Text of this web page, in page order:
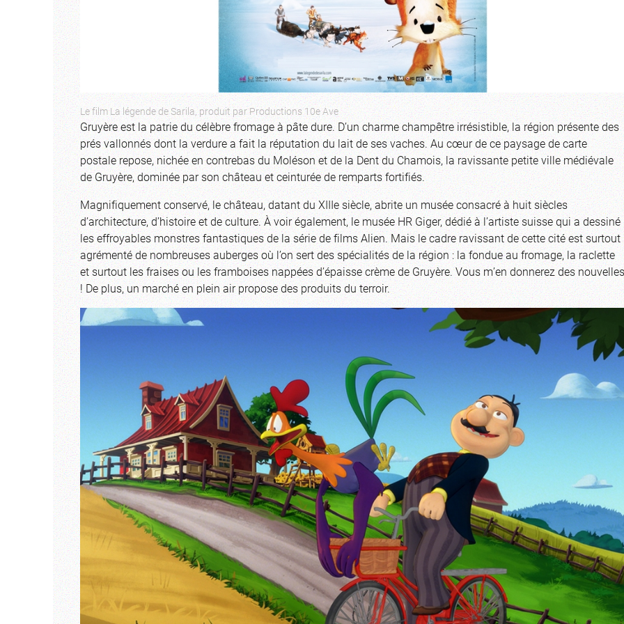
Le film La légende de Sarila, produit par Productions 10e Ave
Gruyère est la patrie du célèbre fromage à pâte dure. D’un charme champêtre irrésistible, la région présente des
prés vallonnés dont la verdure a fait la réputation du lait de ses vaches. Au cœur de ce paysage de carte
postale repose, nichée en contrebas du Moléson et de la Dent du Chamois, la ravissante petite ville médiévale
de Gruyère, dominée par son château et ceinturée de remparts fortifiés.
Magnifiquement conservé, le château, datant du XIIIe siècle, abrite un musée consacré à huit siècles
d’architecture, d’histoire et de culture. À voir également, le musée HR Giger, dédié à l’artiste suisse qui a dessiné
les effroyables monstres fantastiques de la série de films Alien. Mais le cadre ravissant de cette cité est surtout
agrémenté de nombreuses auberges où l’on sert des spécialités de la région : la fondue au fromage, la raclette
et surtout les fraises ou les framboises nappées d’épaisse crème de Gruyère. Vous m’en donnerez des nouvelles
! De plus, un marché en plein air propose des produits du terroir.